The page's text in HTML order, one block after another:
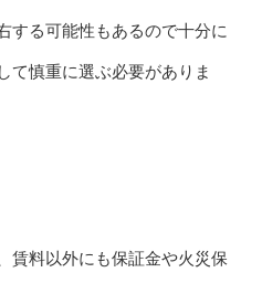
する可能性もあるので十分に
て慎重に選ぶ必要がありま
賃料以外にも保証金や火災保